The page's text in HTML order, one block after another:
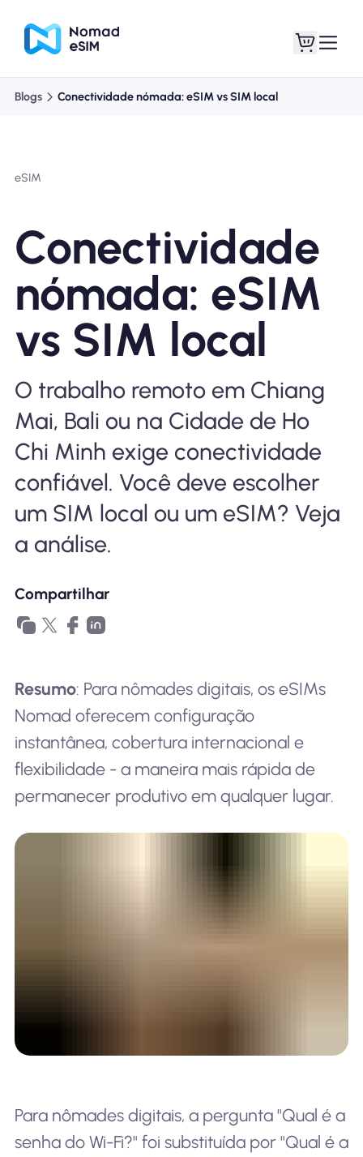
Planos de loja
Sobre o eSIM
Por que Nomad eSIM
Usando um eSIM
Para negócios
Blogs Conectividade nómada: eSIM vs SIM local
eSIM
Conectividade
nómada: eSIM
vs SIM local
O trabalho remoto em Chiang
Mai, Bali ou na Cidade de Ho
Chi Minh exige conectividade
confiável. Você deve escolher
um SIM local ou um eSIM? Veja
a análise.
Compartilhar
Resumo: Para nômades digitais, os eSIMs
Nomad oferecem configuração
instantânea, cobertura internacional e
flexibilidade - a maneira mais rápida de
permanecer produtivo em qualquer lugar.
Para nômades digitais, a pergunta "Qual é a
senha do Wi-Fi?" foi substituída por "Qual é a